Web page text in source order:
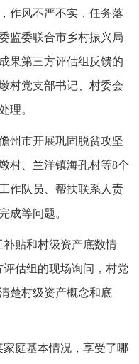
作风不严不实，任务落
监委联合市乡村振兴局
果第三方评估组反馈的
村党支部书记、村委会
理。
州市开展巩固脱贫攻坚
村、兰洋镇海孔村等8个
作队员、帮扶联系人责
成等问题。
贴和村级资产底数情
估组的现场询问，村党
楚村级资产概念和底
庭基本情况，享受了哪